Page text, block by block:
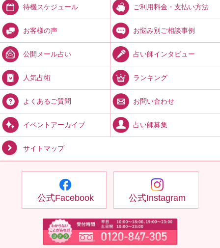
待機スケジュール ご利用料金・支払い方法
お客様の声 お悩み別ご相談事例
公開メール占い 占い師インタビュー
人気占術 ランキング
よくあるご質問 お問い合わせ
イベントアーカイブ 占い師募集
サイトマップ
公式Facebook 公式Instagram